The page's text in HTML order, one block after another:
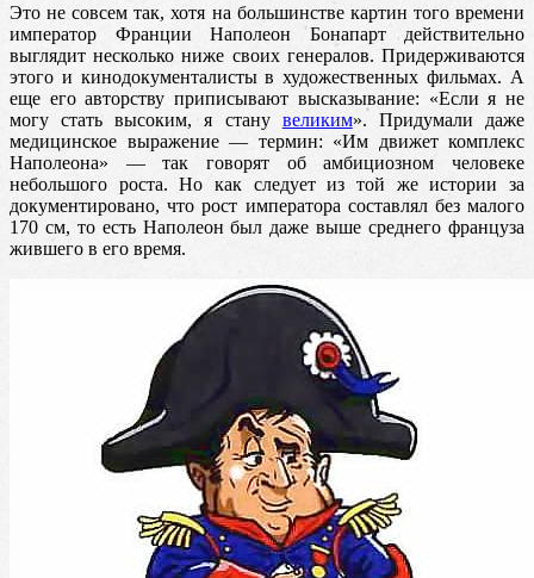
Это не совсем так, хотя на большинстве картин того времени
император Франции Наполеон Бонапарт действительно
выглядит несколько ниже своих генералов. Придерживаются
этого и кинодокументалисты в художественных фильмах. А
еще его авторству приписывают высказывание: «Если я не
могу стать высоким, я стану великим». Придумали даже
медицинское выражение — термин: «Им движет комплекс
Наполеона» — так говорят об амбициозном человеке
небольшого роста. Но как следует из той же истории за
документировано, что рост императора составлял без малого
170 см, то есть Наполеон был даже выше среднего француза
жившего в его время.